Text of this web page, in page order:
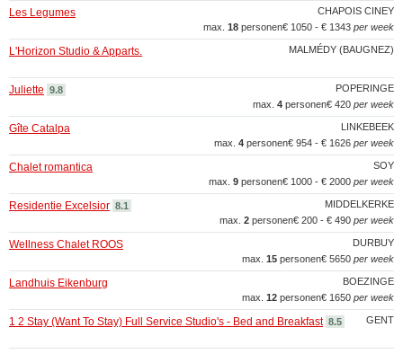
CHAPOIS CINEY
Les Legumes
€ 1050 - € 1343 per week
max. 18 personen
MALMÉDY (BAUGNEZ)
L'Horizon Studio & Apparts.
POPERINGE
Juliette 9.8
€ 420 per week
max. 4 personen
LINKEBEEK
Gîte Catalpa
€ 954 - € 1626 per week
max. 4 personen
SOY
Chalet romantica
€ 1000 - € 2000 per week
max. 9 personen
MIDDELKERKE
Residentie Excelsior 8.1
€ 200 - € 490 per week
max. 2 personen
DURBUY
Wellness Chalet ROOS
€ 5650 per week
max. 15 personen
BOEZINGE
Landhuis Eikenburg
€ 1650 per week
max. 12 personen
GENT
1 2 Stay (Want To Stay) Full Service Studio's - Bed and Breakfast 8.5